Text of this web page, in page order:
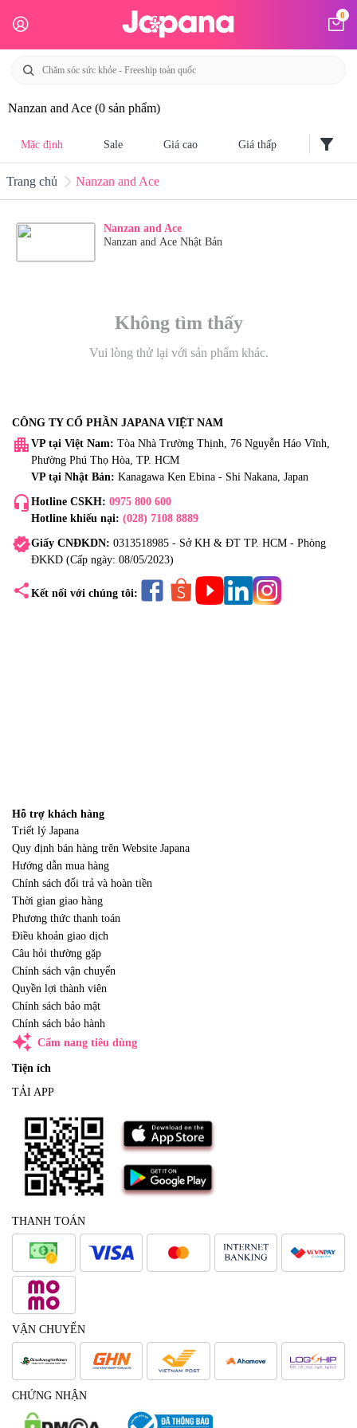
0
Nanzan and Ace (0 sản phẩm)
Mặc định Sale Giá cao Giá thấp filter_alt
Trang chủ Nanzan and Ace
Nanzan and Ace
Nanzan and Ace Nhật Bản
Không tìm thấy
Vui lòng thử lại với sản phẩm khác.
CÔNG TY CỔ PHẦN JAPANA VIỆT NAM
apartment VP tại Việt Nam: Tòa Nhà Trường Thịnh, 76 Nguyễn Háo Vĩnh,
Phường Phú Thọ Hòa, TP. HCM
VP tại Nhật Bản: Kanagawa Ken Ebina - Shi Nakana, Japan
headset_mic Hotline CSKH: 0975 800 600
Hotline khiếu nại: (028) 7108 8889
verifiedGiấy CNĐKDN: 0313518985 - Sở KH & ĐT TP. HCM - Phòng
ĐKKD (Cấp ngày: 08/05/2023)
share Kết nối với chúng tôi:
Hỗ trợ khách hàng
Triết lý Japana
Quy định bán hàng trên Website Japana
Hướng dẫn mua hàng
Chính sách đổi trả và hoàn tiền
Thời gian giao hàng
Phương thức thanh toán
Điều khoản giao dịch
Câu hỏi thường gặp
Chính sách vận chuyển
Quyền lợi thành viên
Chính sách bảo mật
Chính sách bảo hành
auto_awesome Cẩm nang tiêu dùng
Tiện ích
TẢI APP
THANH TOÁN
VẬN CHUYỂN
CHỨNG NHẬN